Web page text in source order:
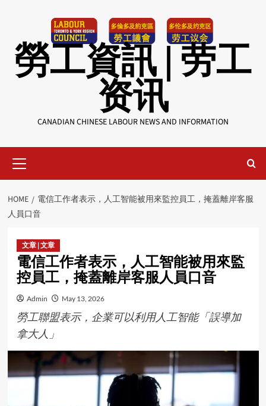
勞工資訊 | 劳工
资讯
CANADIAN CHINESE LABOUR NEWS AND INFORMATION
Menu
HOME
電信工作者表示，人工智能被用來監控員工，掩蓋離岸客服
人員口音
文章 | 文章
電信工作者表示，人工智能被用來監
控員工，掩蓋離岸客服人員口音
Admin May 13, 2026
勞工聯盟表示，企業可以利用人工智能「誤導加
拿大人」